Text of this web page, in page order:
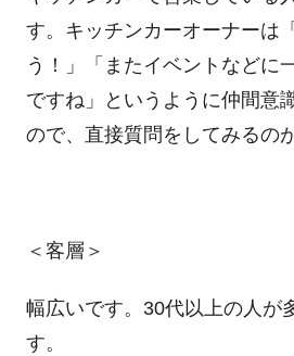
す。キッチンカーオーナーは
う！」「またイベントなどに
ですね」というように仲間意
ので、直接質問をしてみるの
＜客層＞
幅広いです。 30代以上の人が
す。